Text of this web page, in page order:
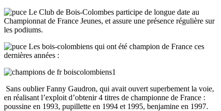
Le Club de Bois-Colombes participe de longue date au
Championnat de France Jeunes, et assure une présence régulière sur
les podiums.
Les bois-colombiens qui ont été champion de France ces
dernières années :
Sans oublier Fanny Gaudron, qui avait ouvert superbement la voie,
en réalisant l’exploit d’obtenir 4 titres de championne de France :
poussine en 1993, pupillette en 1994 et 1995, benjamine en 1997.